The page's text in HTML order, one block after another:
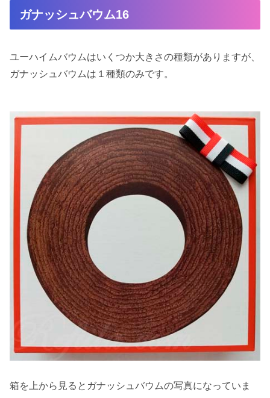
ガナッシュバウム16
ユーハイムバウムはいくつか大きさの種類がありますが、
ガナッシュバウムは１種類のみです。
箱を上から見るとガナッシュバウムの写真になっていま